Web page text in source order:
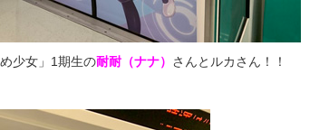
少女」1期生の耐耐（ナナ） さんとルカさん！！